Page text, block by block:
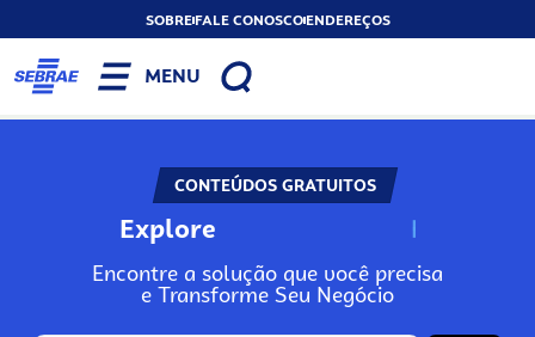
SOBREFALE CONOSCOENDEREÇOS
MENU
CONTEÚDOS GRATUITOS
Explore N
Encontre a solução que você precisa
e Transforme Seu Negócio